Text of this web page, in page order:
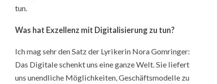
tun.
Was hat Exzellenz mit Digitalisierung zu tun?
Ich mag sehr den Satz der Lyrikerin Nora Gomringer:
Das Digitale schenkt uns eine ganze Welt. Sie liefert
uns unendliche Möglichkeiten, Geschäftsmodelle zu